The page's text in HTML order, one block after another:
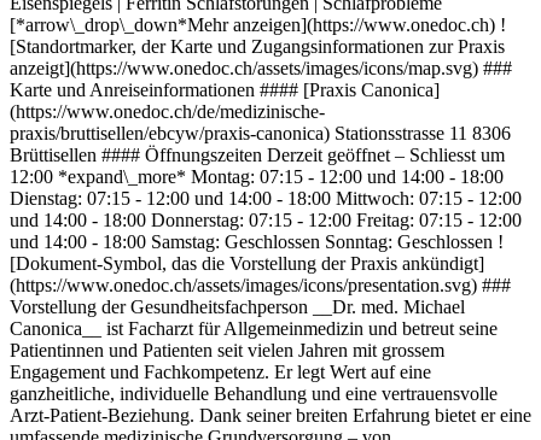
[*arrow\_drop\_down*Mehr anzeigen](https://www.onedoc.ch) !
[Standortmarker, der Karte und Zugangsinformationen zur Praxis
anzeigt](https://www.onedoc.ch/assets/images/icons/map.svg) ###
Karte und Anreiseinformationen #### [Praxis Canonica]
(https://www.onedoc.ch/de/medizinische-
praxis/bruttisellen/ebcyw/praxis-canonica) Stationsstrasse 11 8306
Brüttisellen #### Öffnungszeiten Derzeit geöffnet – Schliesst um
12:00 *expand\_more* Montag: 07:15 - 12:00 und 14:00 - 18:00
Dienstag: 07:15 - 12:00 und 14:00 - 18:00 Mittwoch: 07:15 - 12:00
und 14:00 - 18:00 Donnerstag: 07:15 - 12:00 Freitag: 07:15 - 12:00
und 14:00 - 18:00 Samstag: Geschlossen Sonntag: Geschlossen !
[Dokument-Symbol, das die Vorstellung der Praxis ankündigt]
(https://www.onedoc.ch/assets/images/icons/presentation.svg) ###
Vorstellung der Gesundheitsfachperson __Dr. med. Michael
Canonica__ ist Facharzt für Allgemeinmedizin und betreut seine
Patientinnen und Patienten seit vielen Jahren mit grossem
Engagement und Fachkompetenz. Er legt Wert auf eine
ganzheitliche, individuelle Behandlung und eine vertrauensvolle
Arzt-Patient-Beziehung. Dank seiner breiten Erfahrung bietet er eine